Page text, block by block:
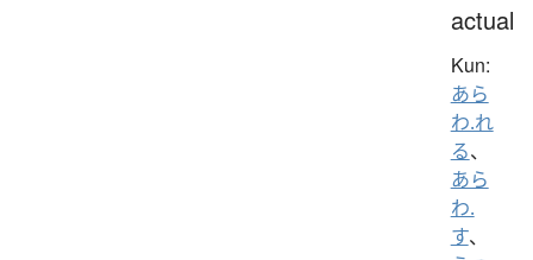
actual
Kun:
あら
わ.れ
る、
あら
わ.
す、